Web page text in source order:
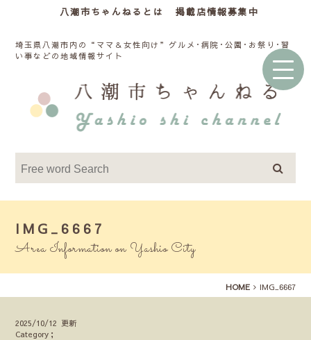
八潮市ちゃんねるとは 掲載店情報募集中
埼玉県八潮市内の“ママ＆女性向け”グルメ･病院･公園･お祭り･習
い事などの地域情報サイト
IMG_6667
Area Information on Yashio City
HOME IMG_6667
2025/10/12 更新
Category；